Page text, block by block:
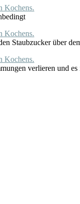
Staubzucker über
verlieren und